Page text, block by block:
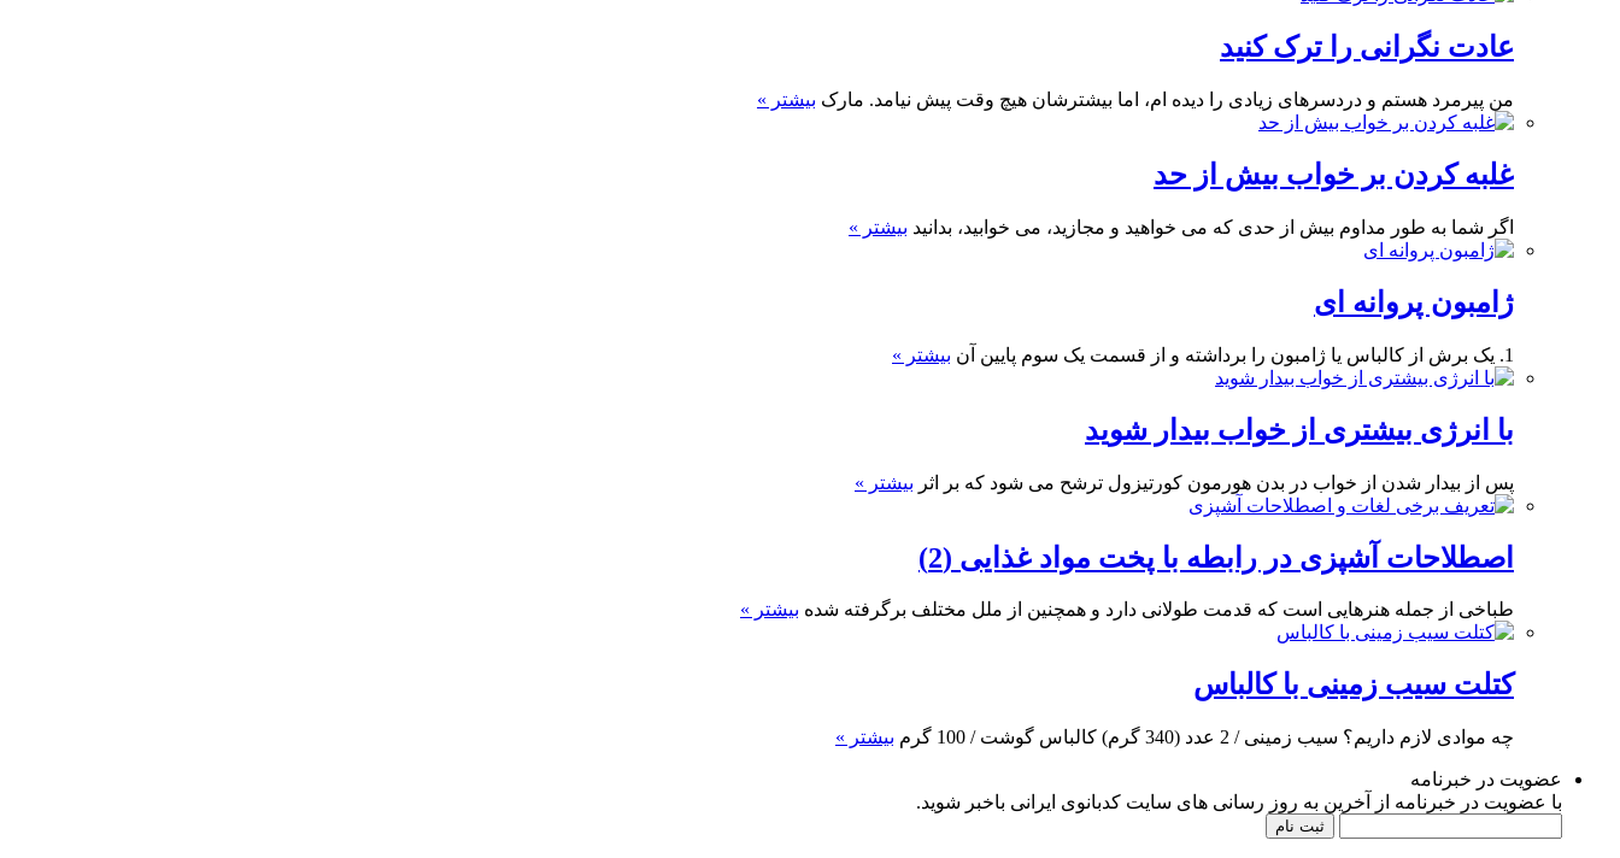
عادت نگرانی را ترک کنید
من پیرمرد هستم و دردسرهای زیادی را دیده ام، اما بیشترشان هیچ وقت پیش نیامد. مارک بیشتر »
غلبه کردن بر خواب بیش از حد
اگر شما به طور مداوم بیش از حدی که می خواهید و مجازید، می خوابید، بدانید بیشتر »
ژامبون پروانه ای
1. یک برش از کالباس یا ژامبون را برداشته و از قسمت یک سوم پایین آن بیشتر »
با انرژی بیشتری از خواب بیدار شوید
پس از بیدار شدن از خواب در بدن هورمون کورتیزول ترشح می شود که بر اثر بیشتر »
اصطلاحات آشپزی در رابطه با پخت مواد غذایی (2)
طباخی از جمله هنرهایی است که قدمت طولانی دارد و همچنین از ملل مختلف برگرفته شده بیشتر »
کتلت سیب زمینی با کالباس
چه موادی لازم داریم؟ سیب زمینی / 2 عدد (340 گرم) کالباس گوشت / 100 گرم بیشتر »
عضویت در خبرنامه
با عضویت در خبرنامه از آخرین به روز رسانی های سایت کدبانوی ایرانی باخبر شوید.